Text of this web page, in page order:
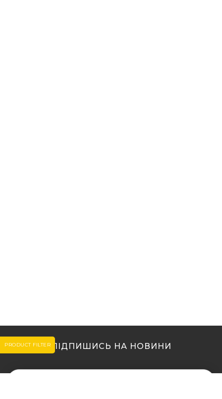
PRODUCT FILTER ПІДПИШИСЬ НА НОВИНИ